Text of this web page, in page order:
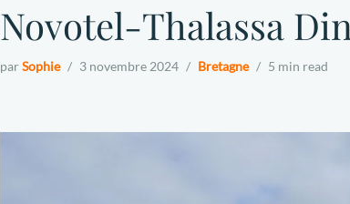
Novotel-Thalassa
par Sophie 3 novembre 2024 Bretagne 5 min read